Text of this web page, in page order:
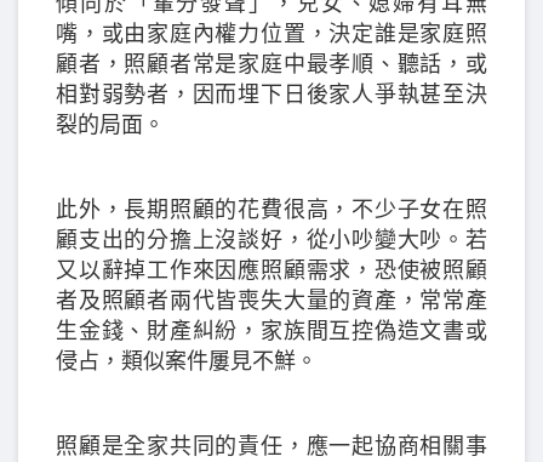
嘴，或由家庭內權力位置，決定誰是家庭照
顧者，照顧者常是家庭中最孝順、聽話，或
相對弱勢者，因而埋下日後家人爭執甚至決
裂的局面。
此外，長期照顧的花費很高，不少子女在照
顧支出的分擔上沒談好，從小吵變大吵。若
又以辭掉工作來因應照顧需求，恐使被照顧
者及照顧者兩代皆喪失大量的資產，常常產
生金錢、財產糾紛，家族間互控偽造文書或
侵占，類似案件屢見不鮮。
照顧是全家共同的責任，應一起協商相關事